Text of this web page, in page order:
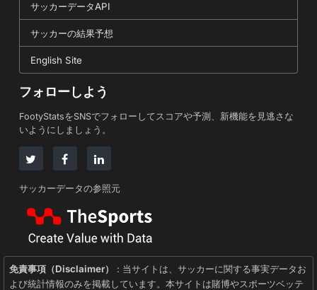
サッカーデータAPI
サッカーの結果予想
English Site
フォローしよう
FootyStatsをSNSでフォローしてスコアや予測、新機能を見逃さな
いようにしましょう。
サッカーデータの参照元
免責事項（Disclaimer）
: 当サイトは、サッカーに関する事実データお
よび統計情報のみを掲載しています。本サイトは賭博やスポーツベッテ